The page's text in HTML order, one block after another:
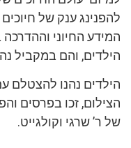
להפנינג ענק של
המידע החיוני
הילדים, והם במקביל
הילדים נהנו להצטלם
הצילום, זכו בפרסים
של ר’ שרגי וקולגייט.